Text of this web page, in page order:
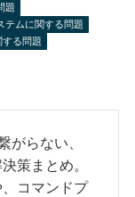
題
テムに関する問題
する問題
がらない、
策まとめ。
コマンドプ